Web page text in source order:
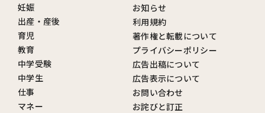
妊娠
出産・産後
育児
教育
中学受験
中学生
仕事
マネー
お知らせ
利用規約
著作権と転載について
プライバシーポリシー
広告出稿について
広告表示について
お問い合わせ
お詫びと訂正